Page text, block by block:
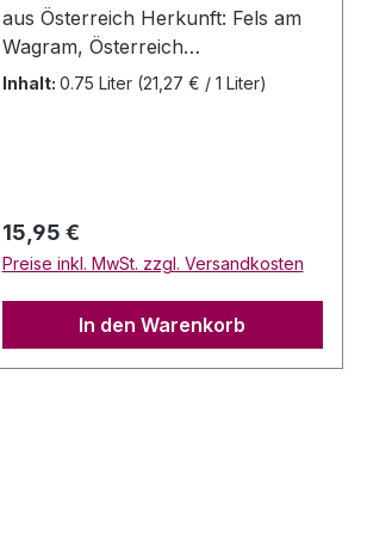
aus Österreich Herkunft: Fels am
Wagram, Österreich
Inverkehrbringer: Weinguth Franz
Veltliner Alc. 14% Vol. Inhalt: 0,75
Liter Verschluss: Stelvin (Dreher)
Ausbau: Stahltank Reifepotential:
bis 2021+ Bewertungen: VM 93-94
Inhalt: 0.75 Liter (21,27 € / 1 Liter)
Regulärer Preis:
15,95 €
Preise inkl. MwSt. zzgl. Versandkosten
In den Warenkorb